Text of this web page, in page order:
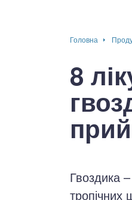
Головна
8
Гвоздика
тропічних
суглоби, м'язи